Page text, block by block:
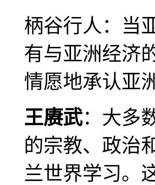
柄谷行人：当
有与亚洲经济
情愿地承认亚
王赓武：大多
的宗教、政治
兰世界学习。